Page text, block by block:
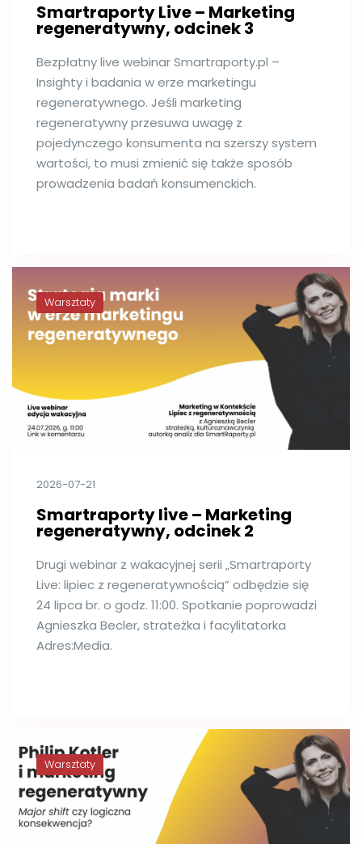
Smartraporty Live – Marketing
regeneratywny, odcinek 3
Bezpłatny live webinar Smartraporty.pl –
Insighty i badania w erze marketingu
regeneratywnego. Jeśli marketing
regeneratywny przesuwa uwagę z
pojedynczego konsumenta na szerszy system
wartości, to musi zmienić się także sposób
prowadzenia badań konsumenckich.
Warsztaty
2026-07-21
Smartraporty live – Marketing
regeneratywny, odcinek 2
Drugi webinar z wakacyjnej serii „Smartraporty
Live: lipiec z regeneratywnością” odbędzie się
24 lipca br. o godz. 11:00. Spotkanie poprowadzi
Agnieszka Becler, strateżka i facylitatorka
Adres:Media.
Warsztaty